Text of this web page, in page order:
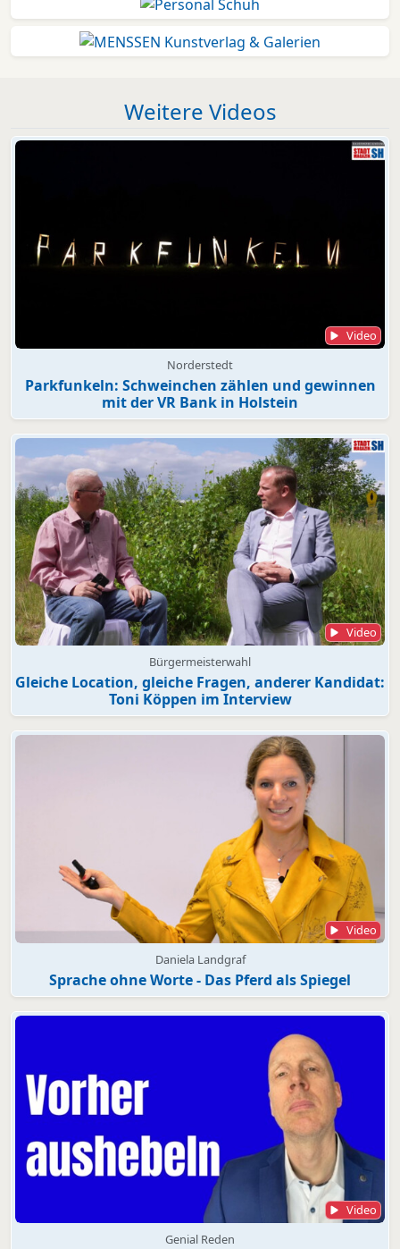
Weitere Videos
Video
Norderstedt
Parkfunkeln: Schweinchen zählen und gewinnen
mit der VR Bank in Holstein
Video
Bürgermeisterwahl
Gleiche Location, gleiche Fragen, anderer Kandidat:
Toni Köppen im Interview
Video
Daniela Landgraf
Sprache ohne Worte - Das Pferd als Spiegel
Video
Genial Reden